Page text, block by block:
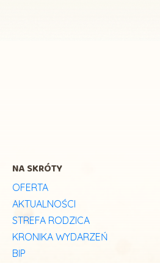
NA SKRÓTY
OFERTA
AKTUALNOŚCI
STREFA RODZICA
KRONIKA WYDARZEŃ
BIP